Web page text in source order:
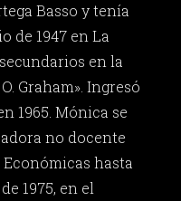
Basso y tenía
de 1947 en La
en la
Graham». Ingresó
1965. Mónica se
no docente
hasta
1975, en el